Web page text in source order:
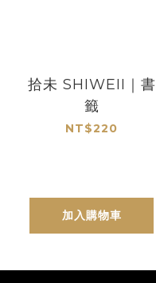
拾未 SHIWEII｜書
籤
NT$220
加入購物車